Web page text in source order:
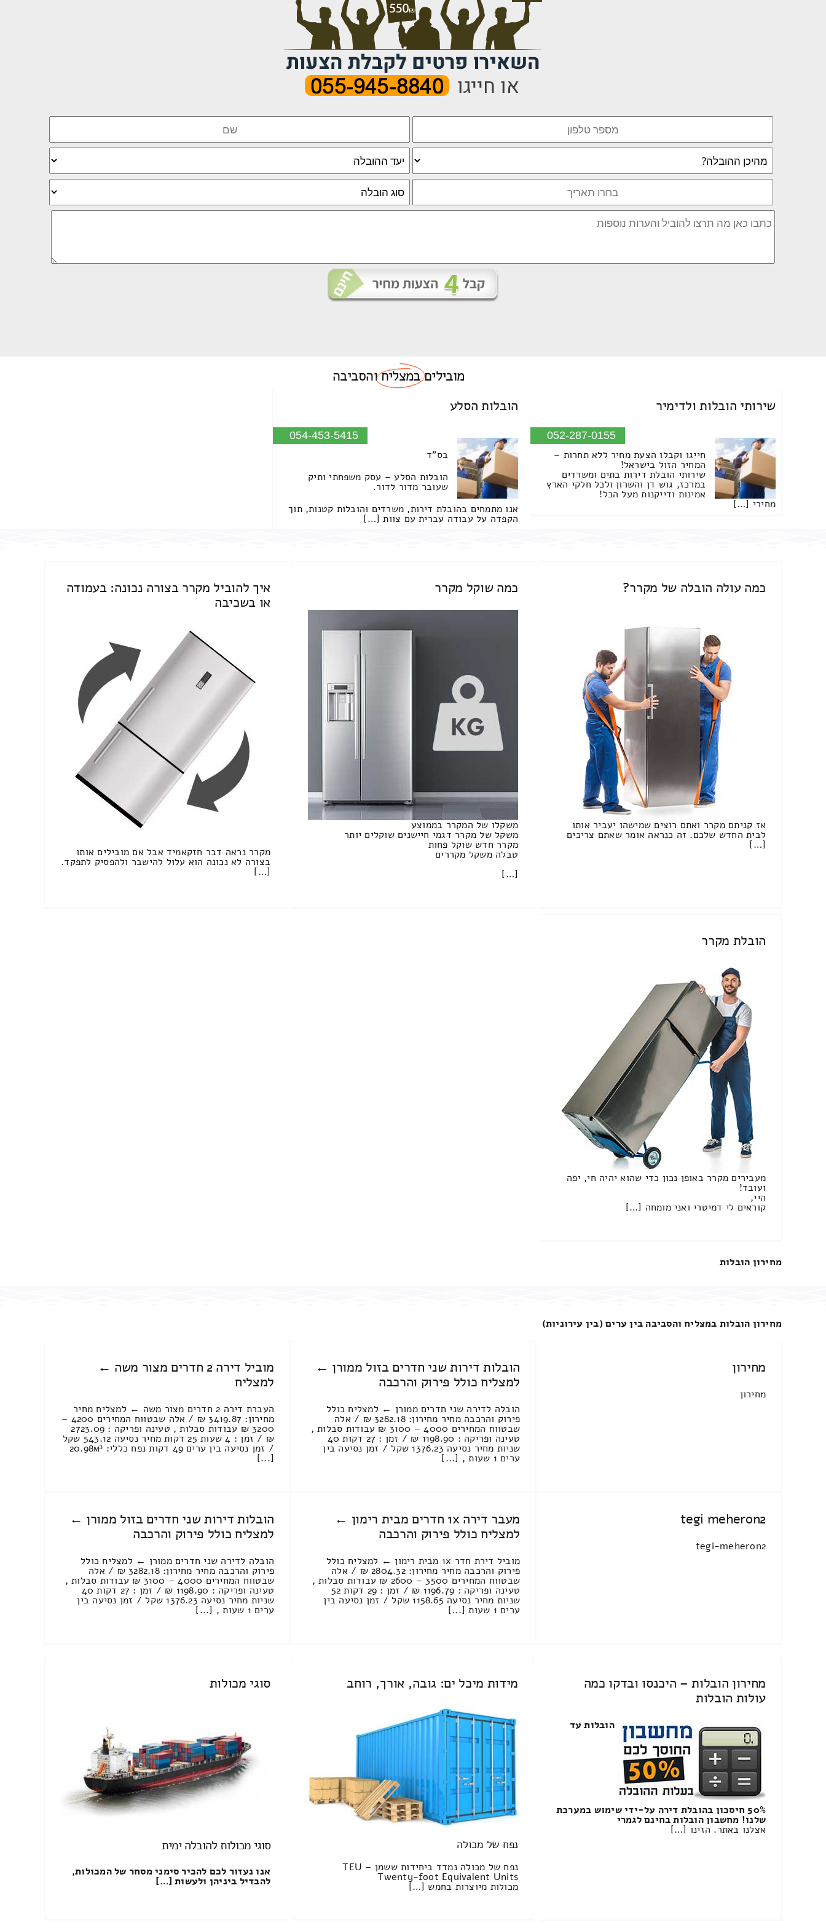
מוביליםבמצליחוהסביבה
שירותי הובלות ולדימיר
052-287-0155
חייגו וקבלו הצעת מחיר ללא תחרות –
המחיר הזול בישראל!
שירותי הובלת דירות בתים ומשרדים
במרכז, גוש דן והשרון ולכל חלקי הארץ
אמינות ודייקנות מעל הכל!
מחירי […]
הובלות הסלע
054-453-5415
בס"ד
הובלות הסלע – עסק משפחתי ותיק
שעובר מדור לדור.
אנו מתמחים בהובלת דירות, משרדים והובלות קטנות, תוך
הקפדה על עבודה עברית עם צוות […]
כמה עולה הובלה של מקרר?
אז קניתם מקרר ואתם רוצים שמישהו יעביר אותו
לבית החדש שלכם. זה כנראה אומר שאתם צריכים
[…]
כמה שוקל מקרר
משקלו של המקרר בממוצע
משקל של מקרר דגמי חיישנים שוקלים יותר
מקרר חדש שוקל פחות
טבלה משקל מקררים
[…]
איך להוביל מקרר בצורה נכונה: בעמודה
או בשכיבה
מקרר נראה דבר חזקאמיד אבל אם מובילים אותו
בצורה לא נכונה הוא עלול להישבר ולהפסיק לתפקד.
[…]
הובלת מקרר
מעבירים מקרר באופן נכון כדי שהוא יהיה חי, יפה
ועובד!
היי,
קוראים לי דמיטרי ואני מומחה […]
מחירון הובלות
מחירון הובלות במצליח והסביבה בין ערים (בין עירוניות)
מחירון
מחירון
הובלות דירות שני חדרים בזול ממורן ←
למצליח כולל פירוק והרכבה
הובלה לדירה שני חדרים ממורן ← למצליח כולל
פירוק והרכבה מחיר מחירון: 3282.18 ₪ / אלה
שבטווח המחירים 4000 – 3100 ₪ עבודות סבלות ,
טעינה ופריקה : 1198.90 ₪ / זמן : 27 דקות 40
שניות מחיר נסיעה 1376.23 שקל / זמן נסיעה בין
ערים 1 שעות , [...]
מוביל דירה 2 חדרים מצור משה ←
למצליח
העברת דירה 2 חדרים מצור משה ← למצליח מחיר
מחירון: 3419.87 ₪ / אלה שבטווח המחירים 4200 –
3200 ₪ עבודות סבלות , טעינה ופריקה : 2723.09
₪ / זמן : 4 שעות 25 דקות מחיר נסיעה 543.12 שקל
/ זמן נסיעה בין ערים 49 דקות נפח כללי: 20.98м³
[...]
tegi meheron2
tegi-meheron2
מעבר דירה 1x חדרים מבית רימון ←
למצליח כולל פירוק והרכבה
מוביל דירת חדר 1x מבית רימון ← למצליח כולל
פירוק והרכבה מחיר מחירון: 2804.32 ₪ / אלה
שבטווח המחירים 3500 – 2600 ₪ עבודות סבלות ,
טעינה ופריקה : 1196.79 ₪ / זמן : 29 דקות 52
שניות מחיר נסיעה 1158.65 שקל / זמן נסיעה בין
ערים 1 שעות [...]
הובלות דירות שני חדרים בזול ממורן ←
למצליח כולל פירוק והרכבה
הובלה לדירה שני חדרים ממורן ← למצליח כולל
פירוק והרכבה מחיר מחירון: 3282.18 ₪ / אלה
שבטווח המחירים 4000 – 3100 ₪ עבודות סבלות ,
טעינה ופריקה : 1198.90 ₪ / זמן : 27 דקות 40
שניות מחיר נסיעה 1376.23 שקל / זמן נסיעה בין
ערים 1 שעות , [...]
מחירון הובלות – היכנסו ובדקו כמה
עולות הובלות
הובלות עד
50% חיסכון בהובלת דירה על-ידי שימוש במערכת
שלנו! מחשבון הובלות בחינם לגמרי
אצלנו באתר. הזינו […]
מידות מיכל ים: גובה, אורך, רוחב
נפח של מכולה
נפח של מכולה נמדד ביחידות ששמן TEU –
Twenty-foot Equivalent Units
מכולות מיוצרות בחמש […]
סוגי מכולות
סוגי מכולות להובלה ימית
אנו נעזור לכם להכיר סימני מסחר של המכולות,
להבדיל ביניהן ולעשות […]